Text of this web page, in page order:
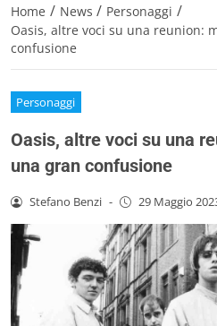
Home / News / Personaggi /
Oasis, altre voci su una reunion:
confusione
Personaggi
Oasis, altre voci su una
una gran confusione
Stefano Benzi - 29 Maggio